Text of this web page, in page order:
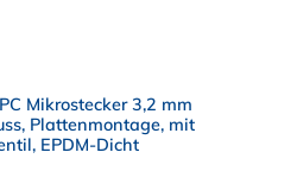
Mikrostecker 3,2 mm
Plattenmontage, mit
EPDM-Dicht